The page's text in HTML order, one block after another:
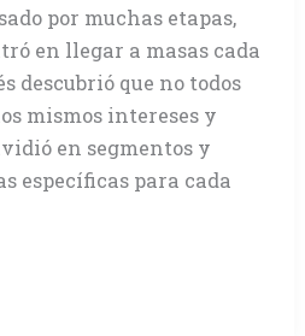
por muchas etapas,
en llegar a masas cada
descubrió que no todos
mismos intereses y
en segmentos y
específicas para cada